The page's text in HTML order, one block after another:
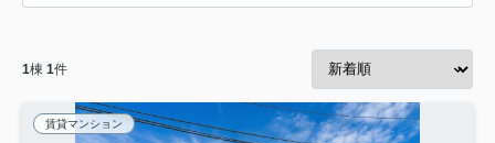
1棟 1件
賃貸マンション